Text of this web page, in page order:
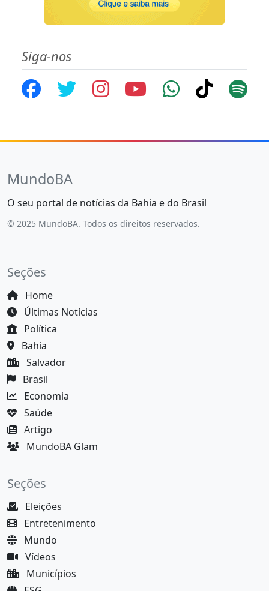
Siga-nos
MundoBA
O seu portal de notícias da Bahia e do Brasil
© 2025 MundoBA. Todos os direitos reservados.
Seções
Home
Últimas Notícias
Política
Bahia
Salvador
Brasil
Economia
Saúde
Artigo
MundoBA Glam
Seções
Eleições
Entretenimento
Mundo
Vídeos
Municípios